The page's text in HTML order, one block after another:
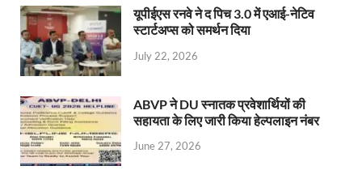
यूपीईएस रनवे ने द पिच 3.0 में एआई-नेटिव
स्टार्टअप्स को समर्थन दिया
July 22, 2026
ABVP ने DU स्नातक प्रवेशार्थियों की
सहायता के लिए जारी किया हेल्पलाइन नंबर
June 27, 2026